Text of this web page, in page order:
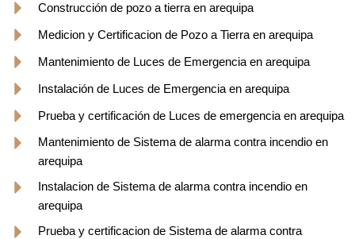
Construcción de pozo a tierra en arequipa
Medicion y Certificacion de Pozo a Tierra en arequipa
Mantenimiento de Luces de Emergencia en arequipa
Instalación de Luces de Emergencia en arequipa
Prueba y certificación de Luces de emergencia en arequipa
Mantenimiento de Sistema de alarma contra incendio en
arequipa
Instalacion de Sistema de alarma contra incendio en
arequipa
Prueba y certificacion de Sistema de alarma contra